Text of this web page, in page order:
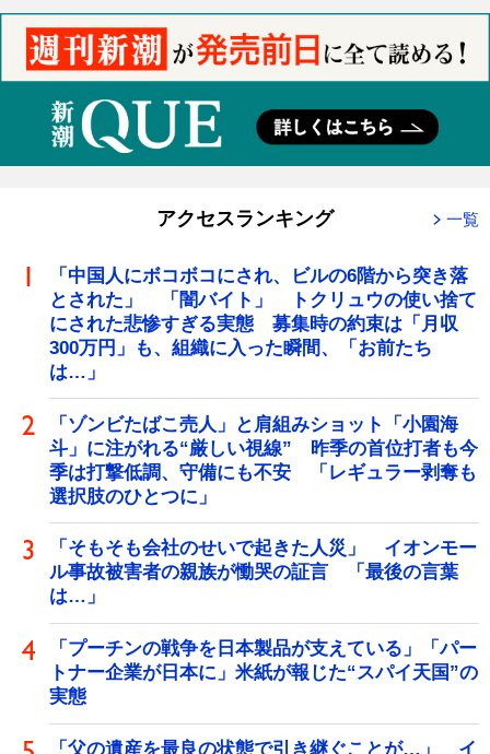
アクセスランキング 一覧
「中国人にボコボコにされ、ビルの6階から突き落
とされた」 「闇バイト」 トクリュウの使い捨て
にされた悲惨すぎる実態 募集時の約束は「月収
300万円」も、組織に入った瞬間、「お前たち
は…」
「ゾンビたばこ売人」と肩組みショット「小園海
斗」に注がれる“厳しい視線” 昨季の首位打者も今
季は打撃低調、守備にも不安 「レギュラー剥奪も
選択肢のひとつに」
「そもそも会社のせいで起きた人災」 イオンモー
ル事故被害者の親族が慟哭の証言 「最後の言葉
は…」
「プーチンの戦争を日本製品が支えている」「パー
トナー企業が日本に」米紙が報じた“スパイ天国”の
実態
「父の遺産を最良の状態で引き継ぐことが…」 イ